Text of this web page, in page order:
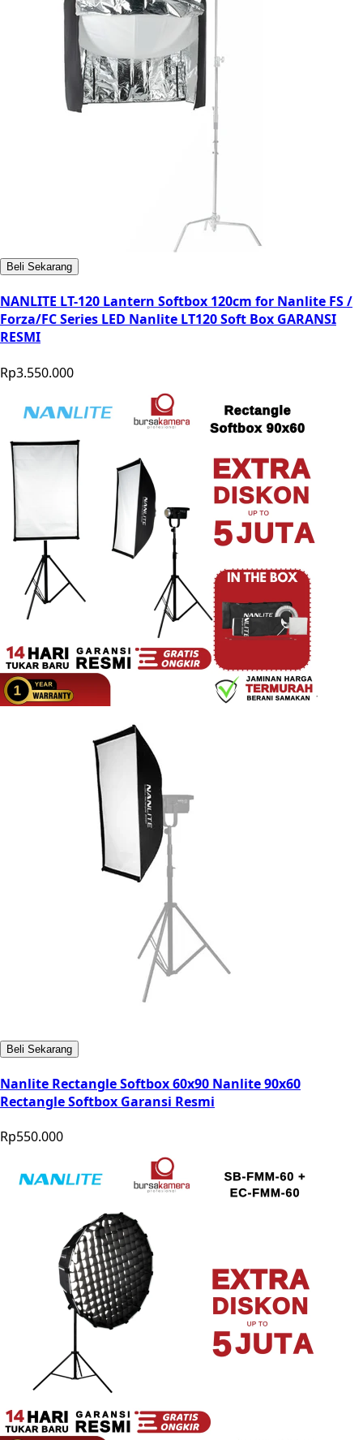
Beli Sekarang
NANLITE LT-120 Lantern Softbox 120cm for Nanlite FS /
Forza/FC Series LED Nanlite LT120 Soft Box GARANSI
RESMI
Rp3.550.000
Beli Sekarang
Nanlite Rectangle Softbox 60x90 Nanlite 90x60
Rectangle Softbox Garansi Resmi
Rp550.000